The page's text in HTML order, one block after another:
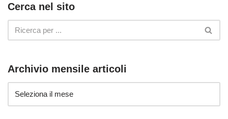
Cerca nel sito
Archivio mensile articoli